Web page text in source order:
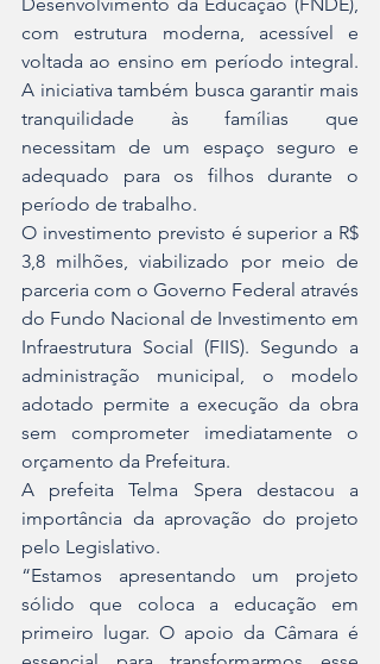
com estrutura moderna, acessível e
voltada ao ensino em período integral.
A iniciativa também busca garantir mais
tranquilidade às famílias que
necessitam de um espaço seguro e
adequado para os filhos durante o
período de trabalho.
O investimento previsto é superior a R$
3,8 milhões, viabilizado por meio de
parceria com o Governo Federal através
do Fundo Nacional de Investimento em
Infraestrutura Social (FIIS). Segundo a
administração municipal, o modelo
adotado permite a execução da obra
sem comprometer imediatamente o
orçamento da Prefeitura.
A prefeita Telma Spera destacou a
importância da aprovação do projeto
pelo Legislativo.
“Estamos apresentando um projeto
sólido que coloca a educação em
primeiro lugar. O apoio da Câmara é